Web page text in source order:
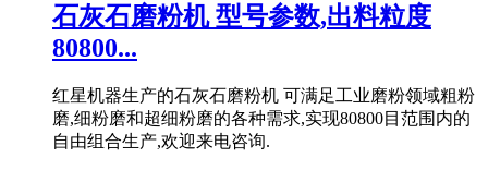
石灰石磨粉机 型号参数,出料粒度
80800...
红星机器生产的石灰石磨粉机 可满足工业磨粉领域粗粉
磨,细粉磨和超细粉磨的各种需求,实现80800目范围内的
自由组合生产,欢迎来电咨询.